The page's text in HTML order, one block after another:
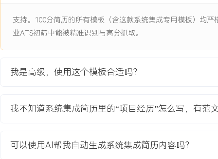
主动离职，希望有更多的工作挑战和涨薪机会。
2024-09 -2025-12 智能制造产线集成
效率低下，误检率高，数据无法追溯。需整合工业相机、机械臂、多
项目职责：
支持。100分简历的所有模板（含这款系统集成专用模板）均
业ATS初筛中能被精准识别与高分抓取。
我是高级，使用这个模板合适吗？
我不知道系统集成简历里的“项目经历”怎么写，有范
可以使用AI帮我自动生成系统集成简历内容吗？